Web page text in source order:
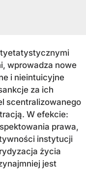
wprowadza nowe
i nieintuicyjne
za ich
scentralizowanego
W efekcie:
prawa,
instytucji
życia
jest